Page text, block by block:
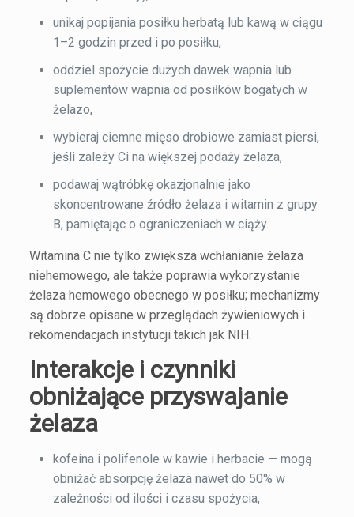
unikaj popijania posiłku herbatą lub kawą w ciągu
1–2 godzin przed i po posiłku,
oddziel spożycie dużych dawek wapnia lub
suplementów wapnia od posiłków bogatych w
żelazo,
wybieraj ciemne mięso drobiowe zamiast piersi,
jeśli zależy Ci na większej podaży żelaza,
podawaj wątróbkę okazjonalnie jako
skoncentrowane źródło żelaza i witamin z grupy
B, pamiętając o ograniczeniach w ciąży.
Witamina C nie tylko zwiększa wchłanianie żelaza
niehemowego, ale także poprawia wykorzystanie
żelaza hemowego obecnego w posiłku; mechanizmy
są dobrze opisane w przeglądach żywieniowych i
rekomendacjach instytucji takich jak NIH.
Interakcje i czynniki
obniżające przyswajanie
żelaza
kofeina i polifenole w kawie i herbacie — mogą
obniżać absorpcję żelaza nawet do 50% w
zależności od ilości i czasu spożycia,